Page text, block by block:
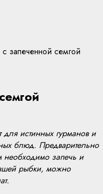
с запеченной семгой
для истинных гурманов и
блюд. Предварительно
необходимо запечь и
рыбки, можно